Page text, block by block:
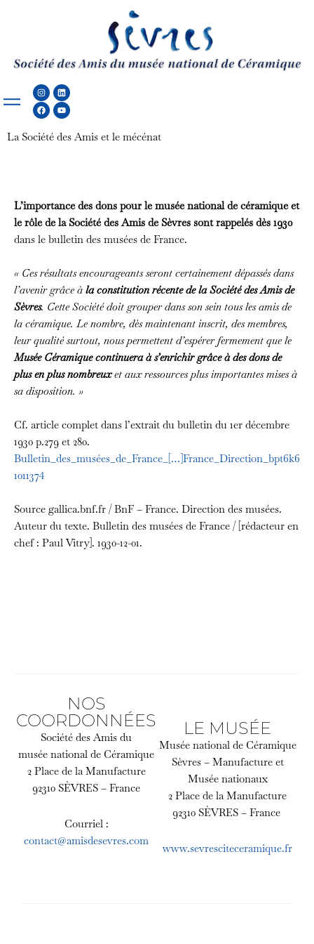
Instagram
Linkedin
FacebookYoutube
La Société des Amis et le mécénat
L’importance des dons pour le musée national de céramique et
le rôle de la Société des Amis de Sèvres sont rappelés dès 1930
dans le bulletin des musées de France.
« Ces résultats encourageants seront certainement dépassés dans
l’avenir grâce à la constitution récente de la Société des Amis de
Sèvres. Cette Société doit grouper dans son sein tous les amis de
la céramique. Le nombre, dès maintenant inscrit, des membres,
leur qualité surtout, nous permettent d’espérer fermement que le
Musée Céramique continuera à s’enrichir grâce à des dons de
plus en plusnombreuxet aux ressources plus importantes mises à
sa disposition. »
Cf. article complet dans l’extrait du bulletin du 1er décembre
1930 p.279 et 280.
Bulletin_des_musées_de_France_[…]France_Direction_bpt6k6
1011374
Source gallica.bnf.fr / BnF – France. Direction des musées.
Auteur du texte. Bulletin des musées de France / [rédacteur en
chef : Paul Vitry]. 1930-12-01.
NOS
COORDONNÉES
Société des Amis du
musée national de Céramique
2 Place de la Manufacture
92310 SÈVRES – France
Courriel :
contact@amisdesevres.com
LE MUSÉE
Musée national de Céramique
Sèvres – Manufacture et
Musée nationaux
2 Place de la Manufacture
92310 SÈVRES – France
www.sevresciteceramique.fr